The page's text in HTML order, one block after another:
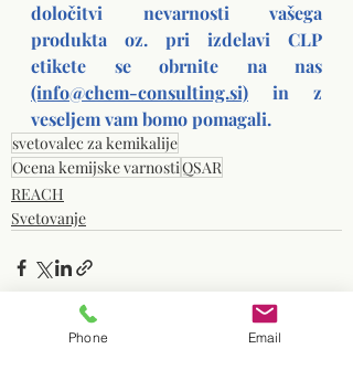
določitvi nevarnosti vašega
produkta oz. pri izdelavi CLP
(info@chem-consulting.si) in z
veseljem vam bomo pomagali.
svetovalec za kemikalije
Ocena kemijske varnostiQSAR
REACH
Svetovanje
Phone Email